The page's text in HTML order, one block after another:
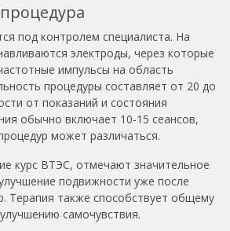
под контролем специалиста. На
электроды, через которые
импульсы на область
процедуры составляет от 20 до
от показаний и состояния
обычно включает 10-15 сеансов,
может различаться.
курс ВТЭС, отмечают значительное
подвижности уже после
Терапия также способствует общему
самочувствия.